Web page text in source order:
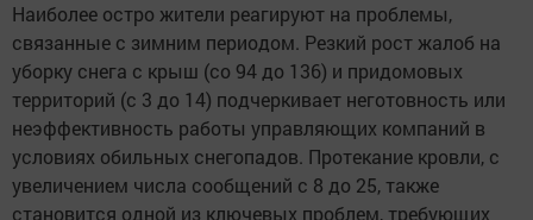
Наиболее остро жители реагируют на проблемы,
связанные с зимним периодом. Резкий рост жалоб на
уборку снега с крыш (со 94 до 136) и придомовых
территорий (с 3 до 14) подчеркивает неготовность или
неэффективность работы управляющих компаний в
условиях обильных снегопадов. Протекание кровли, с
увеличением числа сообщений с 8 до 25, также
становится одной из ключевых проблем, требующих